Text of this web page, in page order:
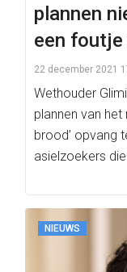
plannen
een foutje
22 december 2021
Wethouder
plannen van
brood’ opvang
asielzoekers
NIEUWS